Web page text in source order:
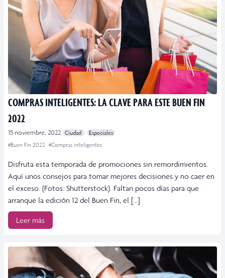
COMPRAS INTELIGENTES: LA CLAVE PARA ESTE BUEN FIN
2022
15 noviembre, 2022 Ciudad
Especiales
#Buen Fin 2022 #Compras inteligentes
Disfruta esta temporada de promociones sin remordimientos.
Aquí unos consejos para tomar mejores decisiones y no caer en
el exceso. (Fotos: Shutterstock). Faltan pocos días para que
arranque la edición 12 del Buen Fin, el […]
Leer más